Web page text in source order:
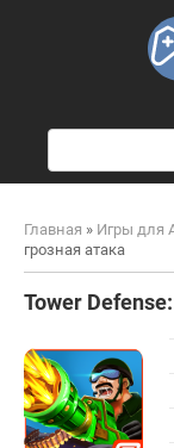
Главная » Игры для
грозная атака
Tower